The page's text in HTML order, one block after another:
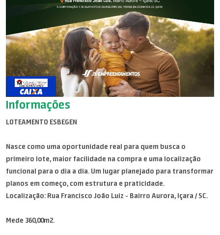
Informações
LOTEAMENTO ESBEGEN
Nasce como uma oportunidade real para quem busca o
primeiro lote, maior facilidade na compra e uma localização
funcional para o dia a dia. Um lugar planejado para transformar
planos em começo, com estrutura e praticidade.
Localização: Rua Francisco João Luiz - Bairro Aurora, Içara / SC.
Mede 360,00m2.